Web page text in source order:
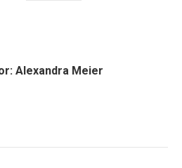
Alexandra Meier